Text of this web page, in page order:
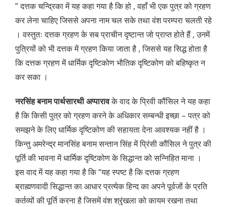
” दत्तक चन्द्रिका में यह कहा गया है कि हो , वहाँ भी एक पुत्र को ग्रहण
कर लेना चाहिए जिससे अपना नाम चल सके तथा वंश परम्परा चलती रहे
। वस्तुतः दत्तक ग्रहण के सब प्राचीन दृष्टान्त जो प्राप्त होते हैं , उनमें
पुत्रियों को भी दत्तक में ग्रहण किया जाता है , जिससे यह सिद्ध होता है
कि दत्तक ग्रहण में धार्मिक दृष्टिकोण भौतिक दृष्टिकोण को बहिष्कृत न
कर सका ।
नरसिंह बनाम पार्थसारथी अप्पारावके वाद के प्रिवी कौंसिल ने यह कहा
है कि किसी पुत्र को ग्रहण करने के अधिकार सम्बन्धी इच्छा – पत्र को
समझने के लिए धार्मिक दृष्टिकोण की सहायता देना आवश्यक नहीं है ।
किन्तु अमरेन्द्र मानसिंह बनाम सन्तान सिंह में प्रिंसी कौंसिल ने पुत्र की
पूर्ति की भावना में धार्मिक दृष्टिकोण के सिद्धान्त को सन्निहित माना ।
इस वाद में यह कहा गया है कि “यह स्पष्ट है कि दत्तक ग्रहण
ब्राह्मणवादी सिद्धान्त का आधार प्रत्येक हिन्द का अपने पूर्वजों के प्रति
कर्तव्यों की पूर्ति करना है जिसमें वंश श्रृंखला को कायम रखना तथा